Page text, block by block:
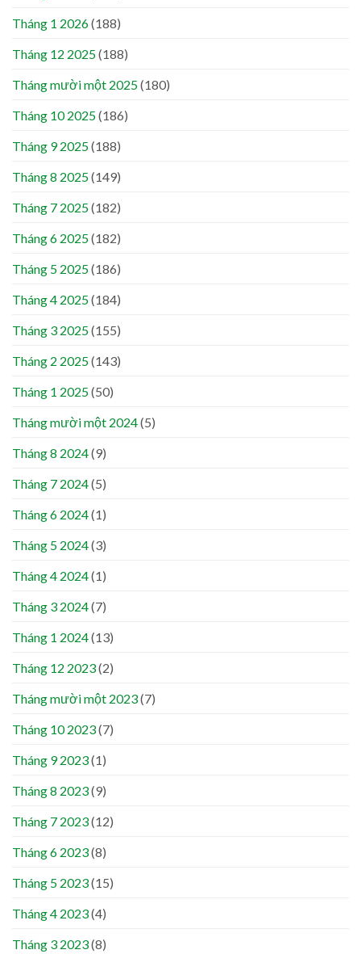
Tháng 1 2026(188)
Tháng 12 2025(188)
Tháng mười một 2025(180)
Tháng 10 2025(186)
Tháng 9 2025(188)
Tháng 8 2025(149)
Tháng 7 2025(182)
Tháng 6 2025(182)
Tháng 5 2025(186)
Tháng 4 2025(184)
Tháng 3 2025(155)
Tháng 2 2025(143)
Tháng 1 2025(50)
Tháng mười một 2024(5)
Tháng 8 2024(9)
Tháng 7 2024(5)
Tháng 6 2024(1)
Tháng 5 2024(3)
Tháng 4 2024(1)
Tháng 3 2024(7)
Tháng 1 2024(13)
Tháng 12 2023(2)
Tháng mười một 2023(7)
Tháng 10 2023(7)
Tháng 9 2023(1)
Tháng 8 2023(9)
Tháng 7 2023(12)
Tháng 6 2023(8)
Tháng 5 2023(15)
Tháng 4 2023(4)
Tháng 3 2023(8)